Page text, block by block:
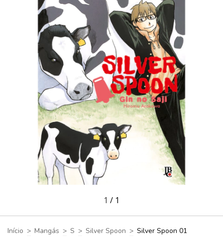
1 / 1
Início > Mangás > S > Silver Spoon > Silver Spoon 01